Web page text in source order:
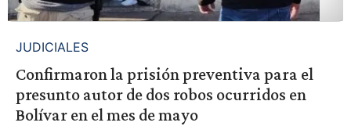
JUDICIALES
Confirmaron la prisión preventiva para el
presunto autor de dos robos ocurridos en
Bolívar en el mes de mayo